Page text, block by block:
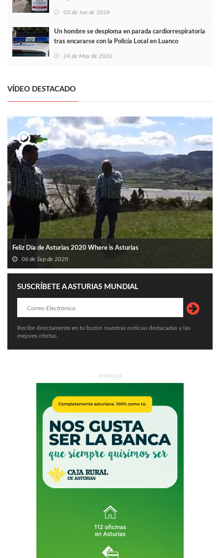
03 de Jun de 2026
Un hombre se desploma en parada cardiorrespiratoria
tras encararse con la Policía Local en Luanco
24 de May de 2026
VÍDEO DESTACADO
Feliz Día de Asturias 2020 Where is Asturias
06 de Sep de 2020
SUSCRÍBETE A ASTURIAS MUNDIAL
Recibe directamente en tu buzón nuestras noticias destacadas y las
mejores ofertas.
ANUNCIO